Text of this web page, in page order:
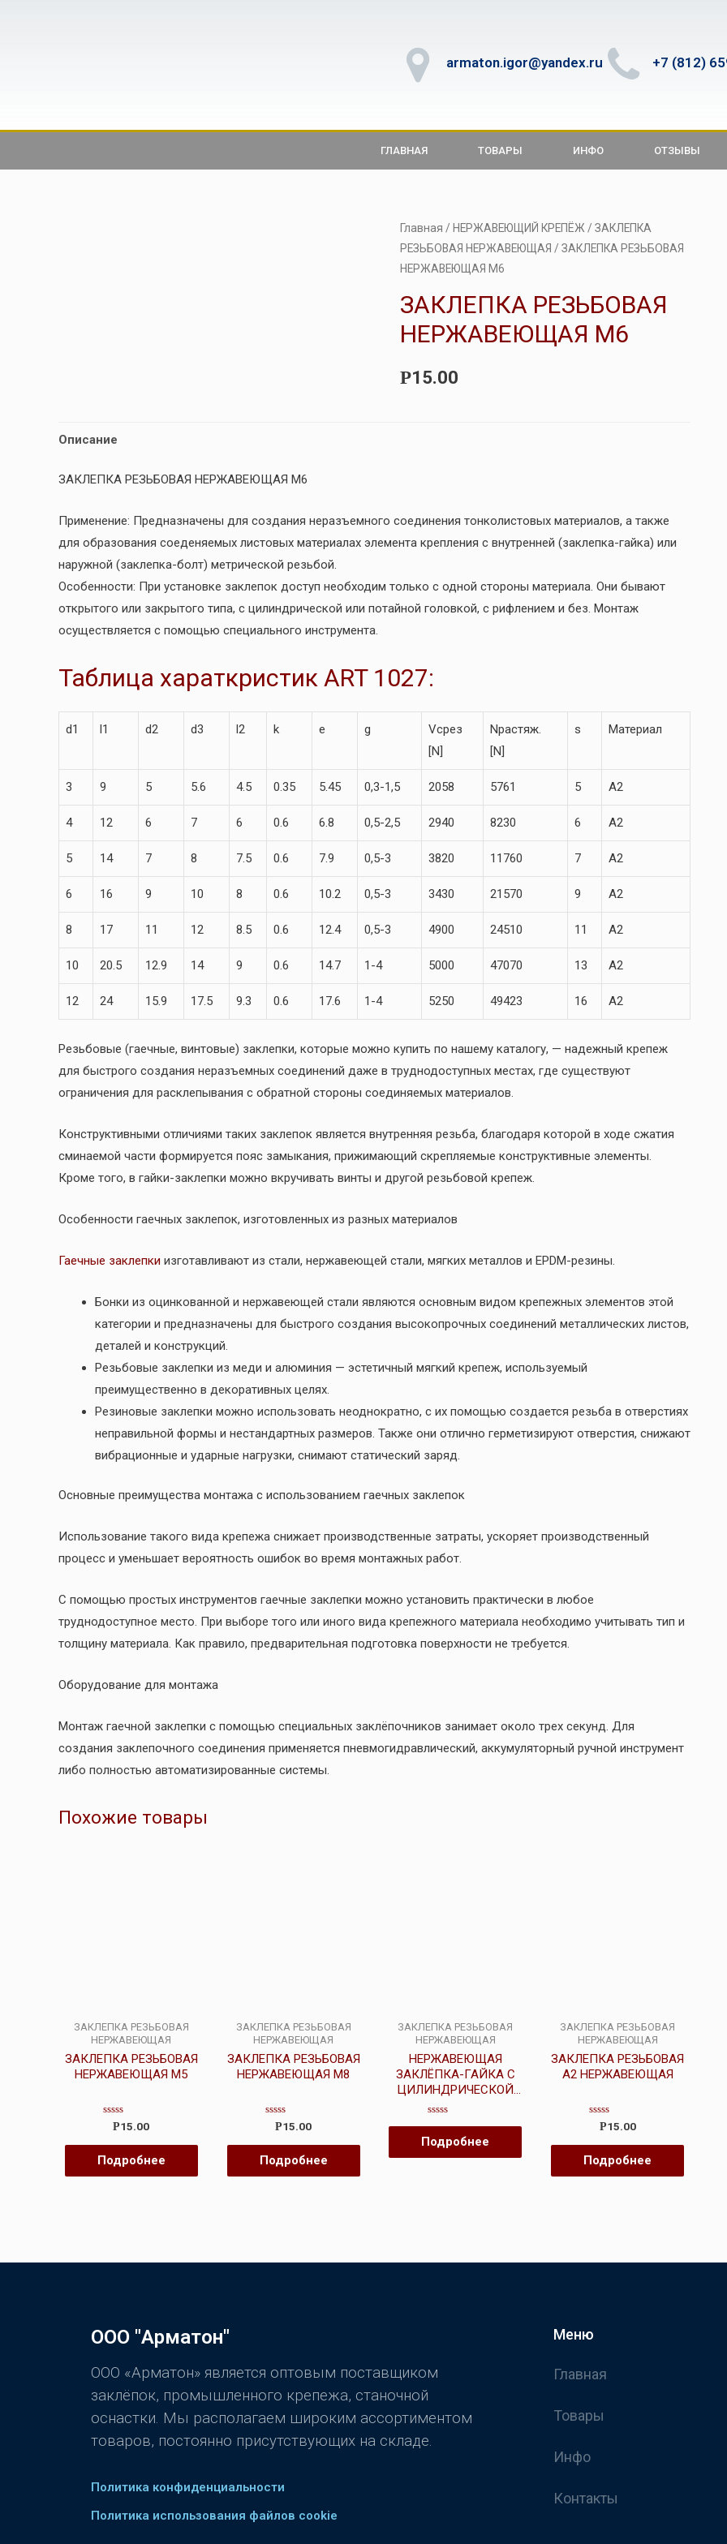
armaton.igor@yandex.ru +7 (812)
ГЛАВНАЯ ТОВАРЫ ИНФО ОТЗЫВЫ
Главная / НЕРЖАВЕЮЩИЙ КРЕПЁЖ / ЗАКЛЕПКА
РЕЗЬБОВАЯ НЕРЖАВЕЮЩАЯ / ЗАКЛЕПКА РЕЗЬБОВАЯ
НЕРЖАВЕЮЩАЯ М6
ЗАКЛЕПКА РЕЗЬБОВАЯ
НЕРЖАВЕЮЩАЯ М6
Р15.00
Описание
ЗАКЛЕПКА РЕЗЬБОВАЯ НЕРЖАВЕЮЩАЯ М6
Применение: Предназначены для создания неразъемного соединения тонколистовых материалов, а также
для образования соеденяемых листовых материалах элемента крепления с внутренней (заклепка-гайка) или
наружной (заклепка-болт) метрической резьбой.
Особенности: При установке заклепок доступ необходим только с одной стороны материала. Они бывают
открытого или закрытого типа, с цилиндрической или потайной головкой, c рифлением и без. Монтаж
осуществляется с помощью специального инструмента.
Таблица хараткристик ART 1027:
d1 l1 d2 d3 l2 k e g
Vсрез
[N]
Nрастяж.
[N]
s Материал
3 9 5 5.6 4.5 0.35 5.45 0,3-1,5 2058 5761 5 A2
4 12 6 7 6 0.6 6.8 0,5-2,5 2940 8230 6 A2
5 14 7 8 7.5 0.6 7.9 0,5-3 3820 11760 7 A2
6 16 9 10 8 0.6 10.2 0,5-3 3430 21570 9 A2
8 17 11 12 8.5 0.6 12.4 0,5-3 4900 24510 11 A2
10 20.5 12.9 14 9 0.6 14.7 1-4 5000 47070 13 A2
12 24 15.9 17.5 9.3 0.6 17.6 1-4 5250 49423 16 A2
Резьбовые (гаечные, винтовые) заклепки, которые можно купить по нашему каталогу, — надежный крепеж
для быстрого создания неразъемных соединений даже в труднодоступных местах, где существуют
ограничения для расклепывания с обратной стороны соединяемых материалов.
Конструктивными отличиями таких заклепок является внутренняя резьба, благодаря которой в ходе сжатия
сминаемой части формируется пояс замыкания, прижимающий скрепляемые конструктивные элементы.
Кроме того, в гайки-заклепки можно вкручивать винты и другой резьбовой крепеж.
Особенности гаечных заклепок, изготовленных из разных материалов
Гаечные заклепки изготавливают из стали, нержавеющей стали, мягких металлов и EPDM-резины.
Бонки из оцинкованной и нержавеющей стали являются основным видом крепежных элементов этой
категории и предназначены для быстрого создания высокопрочных соединений металлических листов,
деталей и конструкций.
Резьбовые заклепки из меди и алюминия — эстетичный мягкий крепеж, используемый
преимущественно в декоративных целях.
Резиновые заклепки можно использовать неоднократно, с их помощью создается резьба в отверстиях
неправильной формы и нестандартных размеров. Также они отлично герметизируют отверстия, снижают
вибрационные и ударные нагрузки, снимают статический заряд.
Основные преимущества монтажа с использованием гаечных заклепок
Использование такого вида крепежа снижает производственные затраты, ускоряет производственный
процесс и уменьшает вероятность ошибок во время монтажных работ.
С помощью простых инструментов гаечные заклепки можно установить практически в любое
труднодоступное место. При выборе того или иного вида крепежного материала необходимо учитывать тип и
толщину материала. Как правило, предварительная подготовка поверхности не требуется.
Оборудование для монтажа
Монтаж гаечной заклепки с помощью специальных заклёпочников занимает около трех секунд. Для
создания заклепочного соединения применяется пневмогидравлический, аккумуляторный ручной инструмент
либо полностью автоматизированные системы.
Похожие товары
ЗАКЛЕПКА РЕЗЬБОВАЯ
НЕРЖАВЕЮЩАЯ
ЗАКЛЕПКА РЕЗЬБОВАЯ
НЕРЖАВЕЮЩАЯ М5
Оценка
из
5
Р15.00
Подробнее
ЗАКЛЕПКА РЕЗЬБОВАЯ
НЕРЖАВЕЮЩАЯ
ЗАКЛЕПКА РЕЗЬБОВАЯ
НЕРЖАВЕЮЩАЯ М8
Оценка
из
5
Р15.00
Подробнее
ЗАКЛЕПКА РЕЗЬБОВАЯ
НЕРЖАВЕЮЩАЯ
НЕРЖАВЕЮЩАЯ
ЗАКЛЁПКА-ГАЙКА С
ЦИЛИНДРИЧЕСКОЙ
ГОЛОВКОЙ
Оценка
0
из
Подробнее
ЗАКЛЕПКА РЕЗЬБОВАЯ
НЕРЖАВЕЮЩАЯ
ЗАКЛЕПКА РЕЗЬБОВАЯ
А2 НЕРЖАВЕЮЩАЯ
Оценка
из
5
Р15.00
Подробнее
ООО "Арматон"
ООО «Арматон» является оптовым поставщиком
заклёпок, промышленного крепежа, станочной
оснастки. Мы располагаем широким ассортиментом
товаров, постоянно присутствующих на складе.
Политика конфиденциальности
Политика использования файлов cookie
Меню
Главная
Товары
Инфо
Контакты